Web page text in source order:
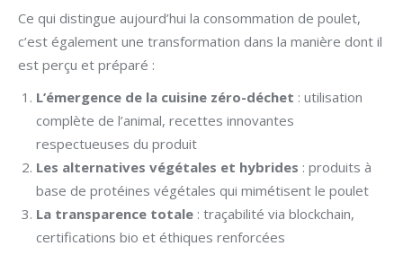
Ce qui distingue aujourd’hui la consommation de poulet,
c’est également une transformation dans la manière dont il
est perçu et préparé :
L’émergence de la cuisine zéro-déchet : utilisation
complète de l’animal, recettes innovantes
respectueuses du produit
Les alternatives végétales et hybrides : produits à
base de protéines végétales qui mimétisent le poulet
La transparence totale : traçabilité via blockchain,
certifications bio et éthiques renforcées